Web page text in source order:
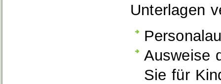
Unterlagen
Ausweise
Sie für